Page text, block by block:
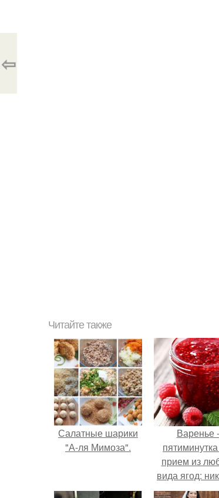
⇦
Читайте также
Салатные шарики
"А-ля Мимоза".
Варенье -
прием из
вида ягод:
длительной